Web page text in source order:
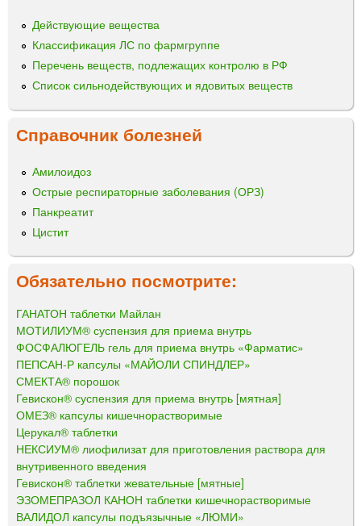
Действующие вещества
Классификация ЛС по фармгруппе
Перечень веществ, подлежащих контролю в РФ
Список сильнодействующих и ядовитых веществ
Справочник болезней
Амилоидоз
Острые респираторные заболевания (ОРЗ)
Панкреатит
Цистит
Обязательно посмотрите:
ГАНАТОН таблетки Майлан
МОТИЛИУМ® суспензия для приема внутрь
ФОСФАЛЮГЕЛЬ гель для приема внутрь «Фарматис»
ПЕПСАН-Р капсулы «МАЙОЛИ СПИНДЛЕР»
СМЕКТА® порошок
Гевискон® суспензия для приема внутрь [мятная]
ОМЕЗ® капсулы кишечнорастворимые
Церукал® таблетки
НЕКСИУМ® лиофилизат для приготовления раствора для
внутривенного введения
Гевискон® таблетки жевательные [мятные]
ЭЗОМЕПРАЗОЛ КАНОН таблетки кишечнорастворимые
ВАЛИДОЛ капсулы подъязычные «ЛЮМИ»